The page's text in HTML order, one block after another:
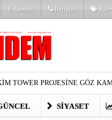
E-Gazete İletişim
TOWER PROJESİNE GÖZ
YENİ YÜZLERSIYASET